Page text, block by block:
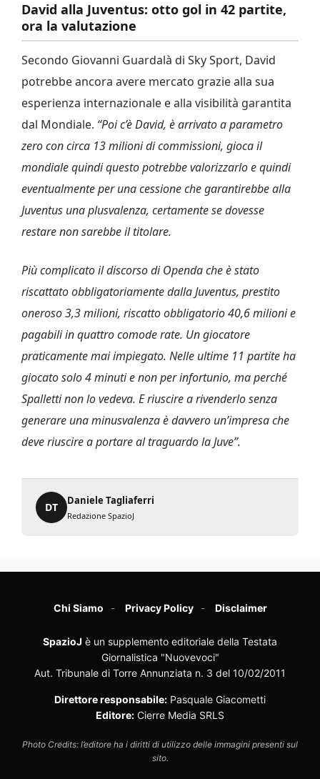
David alla Juventus: otto gol in 42 partite,
ora la valutazione
Secondo Giovanni Guardalà di Sky Sport, David
potrebbe ancora avere mercato grazie alla sua
esperienza internazionale e alla visibilità garantita
dal Mondiale. “Poi c’è David, è arrivato a parametro
zero con circa 13 milioni di commissioni, gioca il
mondiale quindi questo potrebbe valorizzarlo e quindi
eventualmente per una cessione che garantirebbe alla
Juventus una plusvalenza, certamente se dovesse
restare non sarebbe il titolare.
Più complicato il discorso di Openda che è stato
riscattato obbligatoriamente dalla Juventus, prestito
oneroso 3,3 milioni, riscatto obbligatorio 40,6 milioni e
pagabili in quattro comode rate. Un giocatore
praticamente mai impiegato. Nelle ultime 11 partite ha
giocato solo 4 minuti e non per infortunio, ma perché
Spalletti non lo vedeva. E riuscire a rivenderlo senza
generare una minusvalenza è davvero un’impresa che
deve riuscire a portare al traguardo la Juve”.
DT
Daniele Tagliaferri
Redazione SpazioJ
Chi Siamo Privacy Policy Disclaimer
SpazioJ è un supplemento editoriale della Testata
Giornalistica "Nuovevoci"
Aut. Tribunale di Torre Annunziata n. 3 del 10/02/2011
Direttore responsabile: Pasquale Giacometti
Editore: Cierre Media SRLS
Photo Credits: l’editore ha i diritti di utilizzo delle immagini presenti sul
sito.